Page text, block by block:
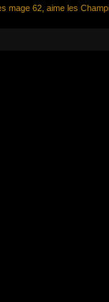
mage 62, aime les